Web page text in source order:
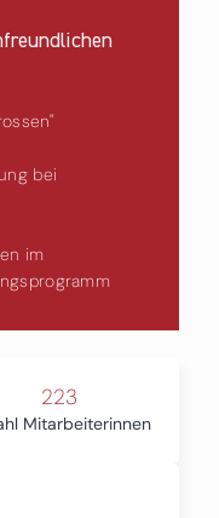
bei
im
223
Mitarbeiterinnen